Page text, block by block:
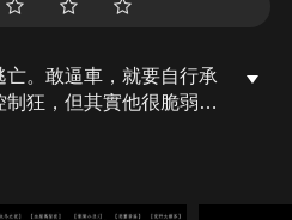
。敢逼車，就要自行承
狂，但其實他很脆弱。
貨車，而這名司機將不